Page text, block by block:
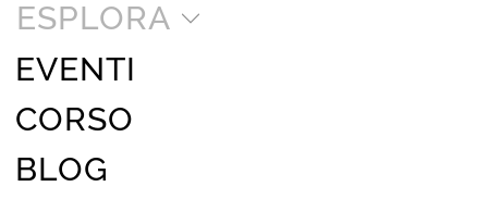
ESPLORA
EVENTI
CORSO
BLOG